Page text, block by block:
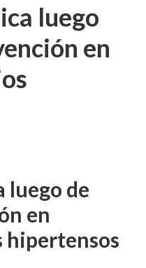
luego
en
luego de
en
hipertensos